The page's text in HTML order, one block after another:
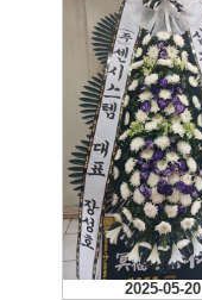
2025-05-20